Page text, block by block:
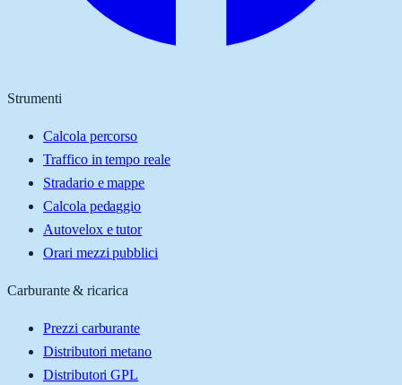
Strumenti
Calcola percorso
Traffico in tempo reale
Stradario e mappe
Calcola pedaggio
Autovelox e tutor
Orari mezzi pubblici
Carburante & ricarica
Prezzi carburante
Distributori metano
Distributori GPL